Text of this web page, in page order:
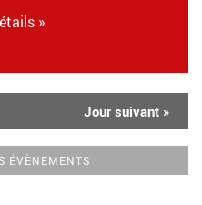
»
Jour suivant »
ÉVÈNEMENTS